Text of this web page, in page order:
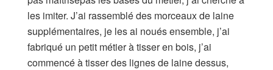
les imiter. J’ai rassemblé des morceaux de laine
supplémentaires, je les ai noués ensemble, j’ai
fabriqué un petit métier à tisser en bois, j’ai
commencé à tisser des lignes de laine dessus,